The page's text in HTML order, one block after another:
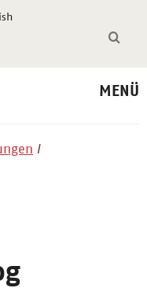
MENÜ